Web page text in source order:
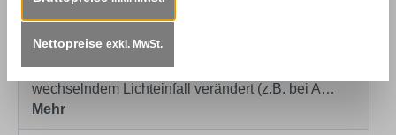
Beschreibung
Einsatzbereiche:Speziell für
Echtholz-Oberflächen, deren Farbwirkung sich bei
wechselndem Lichteinfall verändert (z.B. bei A…
Mehr
Nettopreise exkl. MwSt.